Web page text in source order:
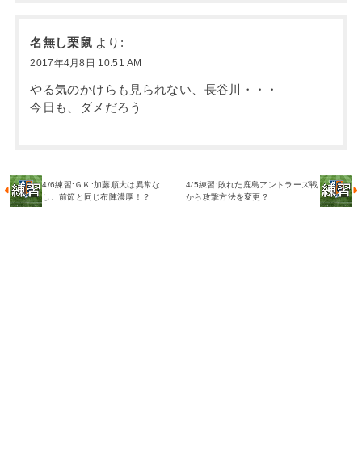
名無し栗鼠 より:
2017年4月8日 10:51 AM
やる気のかけらも見られない、長谷川・・・
今日も、ダメだろう
4/6練習:ＧＫ:加藤順大は異常な
し、前節と同じ布陣濃厚！？
4/5練習:敗れた鹿島アントラーズ戦
から攻撃方法を変更？